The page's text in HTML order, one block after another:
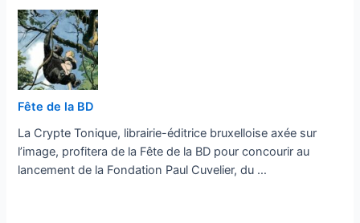
Fête de la BD
La Crypte Tonique, librairie-éditrice bruxelloise axée sur
l’image, profitera de la Fête de la BD pour concourir au
lancement de la Fondation Paul Cuvelier, du …